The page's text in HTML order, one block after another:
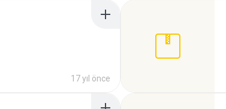
17 yıl önce